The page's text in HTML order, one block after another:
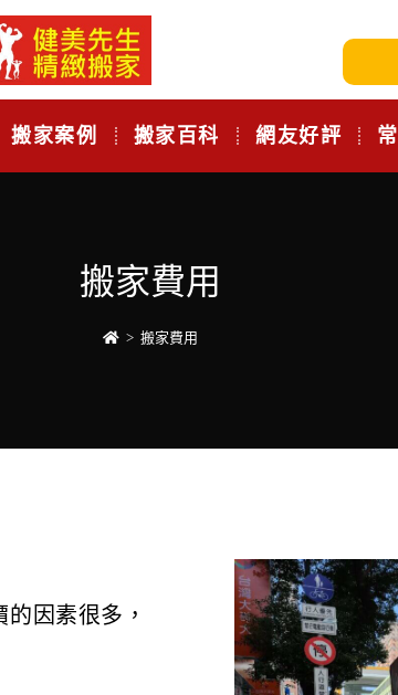
搬家案例 搬家百科 網友好評
搬家費用
> 搬家費用
因素很多，